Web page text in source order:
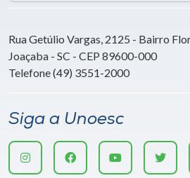
Rua Getúlio Vargas, 2125 - Bairro
Joaçaba - SC - CEP 89600-000
Telefone (49) 3551-2000
Siga a Unoesc